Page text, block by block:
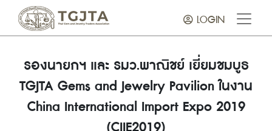
LOGIN
รองนายกฯ และ รมว.พาณิชย์ เยี่ยมชมบูธ
TGJTA Gems and Jewelry Pavilion ในงาน
China International Import Expo 2019